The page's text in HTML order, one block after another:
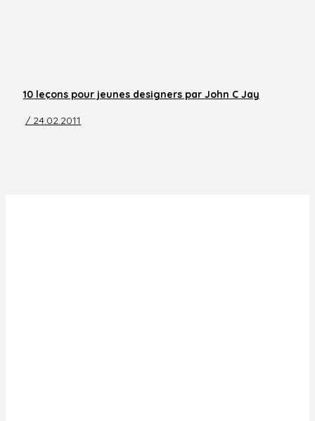
10 leçons pour jeunes designers par John C Jay
/ 24.02.2011